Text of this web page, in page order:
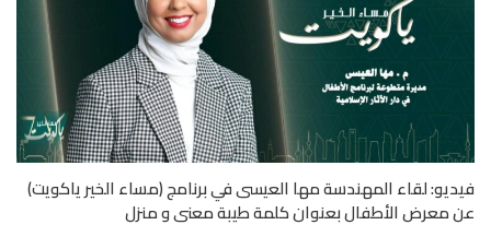
فيديو: لقاء المهندسة مها العيسى في برنامج (مساء الخير ياكويت)
عن معرض الأطفال بعنوان كلمة طيبة معنى و منزل